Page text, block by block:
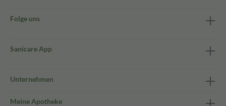
Folge uns
Sanicare App
Unternehmen
Meine Apotheke